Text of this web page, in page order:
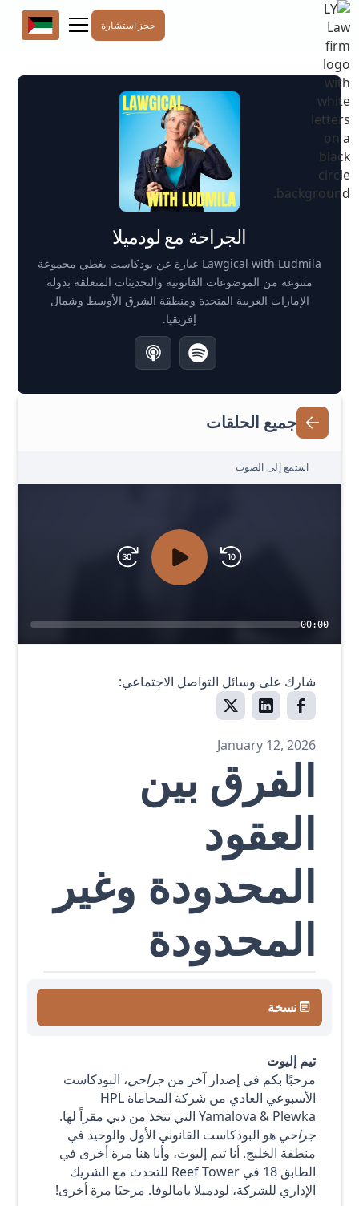
حجز استشارة
الجراحة مع لودميلا
Lawgical with Ludmila عبارة عن بودكاست يغطي مجموعة
متنوعة من الموضوعات القانونية والتحديثات المتعلقة بدولة
الإمارات العربية المتحدة ومنطقة الشرق الأوسط وشمال
إفريقيا.
جميع الحلقات
استمع إلى الصوت
00:00
شارك على وسائل التواصل الاجتماعي:
January 12, 2026
الفرق بين
العقود
المحدودة وغير
المحدودة
نسخة
تيم إليوت
مرحبًا بكم في إصدار آخر من جراحي، البودكاست
الأسبوعي العادي من شركة المحاماة HPL
Yamalova & Plewka التي تتخذ من دبي مقراً لها.
جراحي هو البودكاست القانوني الأول والوحيد في
منطقة الخليج. أنا تيم إليوت، وأنا هنا مرة أخرى في
الطابق 18 في Reef Tower للتحدث مع الشريك
الإداري للشركة، لودميلا يامالوفا. مرحبًا مرة أخرى!